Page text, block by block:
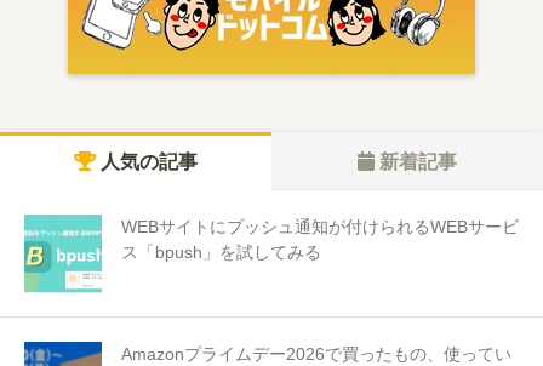
人気の記事 新着記事
WEBサイトにプッシュ通知が付けられるWEBサービ
ス「bpush」を試してみる
Amazonプライムデー2026で買ったもの、使ってい